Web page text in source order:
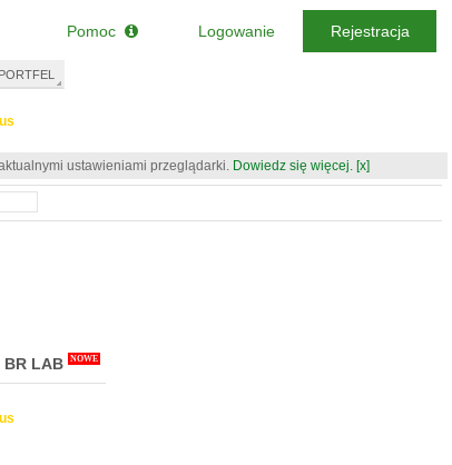
ustawieniami przeglądarki. Dowiedz się więcej. [x]
BR LAB NOWE
PORTFEL
Pomoc Logowanie Rejestracja